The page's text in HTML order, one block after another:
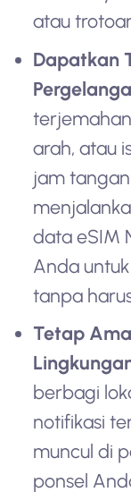
atau
Dapatkan
arah, atau
jam
data eSIM
Anda
tanpa
Tetap
berbagi
notifikasi
muncul di
ponsel